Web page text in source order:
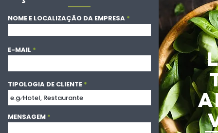
NOME E LOCALIZAÇÃO DA EMPRESA
E-MAIL
TIPOLOGIA DE CLIENTE
MENSAGEM